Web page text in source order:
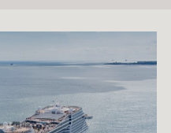
Документи